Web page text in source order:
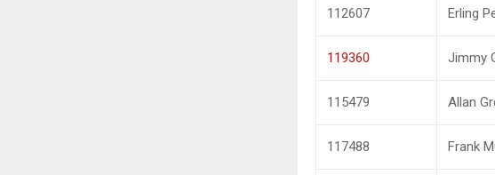
112607 Erling
119360 Jimmy
115479 Allan
117488 Frank